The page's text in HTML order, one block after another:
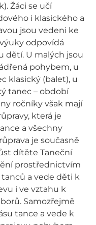
Žáci se učí
i klasického a
jsou vedeni ke
odpovídá
dětí. U malých jsou
pohybem, u
klasický (balet), u
tanec – období
ročníky však mají
která je
a všechny
je současně
dítěte Taneční
prostřednictvím
a vede děti k
i ve vztahu k
Samozřejmě
tance a vede k